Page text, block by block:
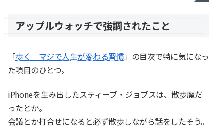
アップルウォッチで強調されたこと
「歩く マジで人生が変わる習慣」の目次で特に気になっ
た項目のひとつ。
iPhoneを生み出したスティーブ・ジョブスは、散歩魔だ
ったとか。
会議とか打合せになると必ず散歩しながら話をしたそう。